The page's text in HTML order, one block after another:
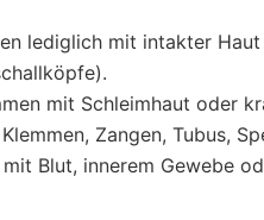
lediglich mit intakter
mit Schleimhaut oder
Zangen, Tubus,
Blut, innerem Gewebe